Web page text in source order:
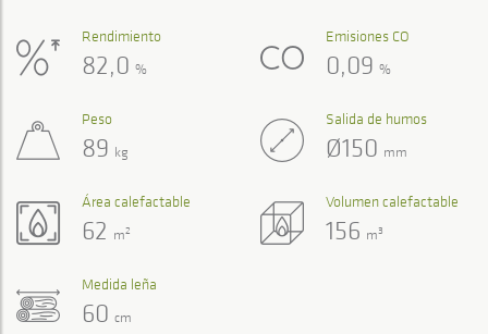
Rendimiento
82,0 %
Emisiones CO
0,09 %
Volumen calefactable
156 m3
Área calefactable
62 m2
Peso
89 kg
Salida de humos
Ø150 mm
Medida leña
60 cm